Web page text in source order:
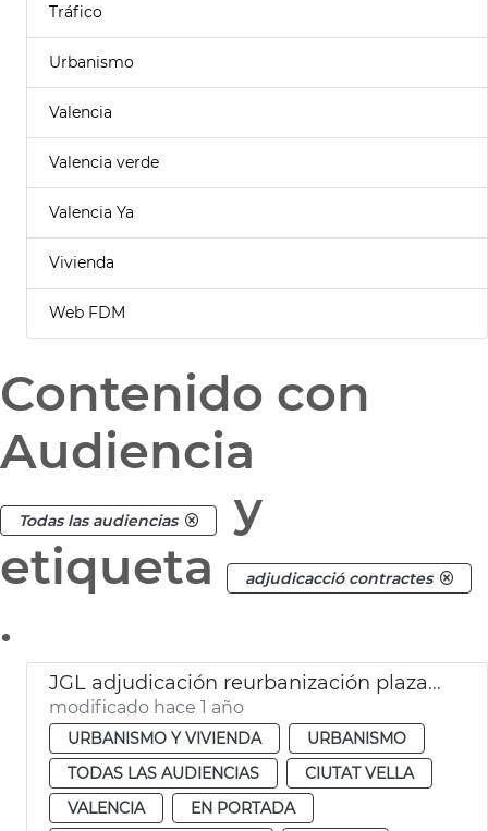
Tráfico
Urbanismo
Valencia
Valencia verde
Valencia Ya
Vivienda
Web FDM
Contenido con
Audiencia
Todas las audiencias
y
etiqueta
adjudicacció contractes
.
JGL adjudicación reurbanización plaza Ajuntament
modificado hace 1 año
URBANISMO Y VIVIENDA
URBANISMO
TODAS LAS AUDIENCIAS
CIUTAT VELLA
VALENCIA
EN PORTADA